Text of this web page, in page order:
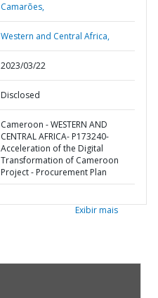
Camarões,
Western and Central Africa,
2023/03/22
Disclosed
Cameroon - WESTERN AND
CENTRAL AFRICA- P173240-
Acceleration of the Digital
Transformation of Cameroon
Project - Procurement Plan
Exibir mais